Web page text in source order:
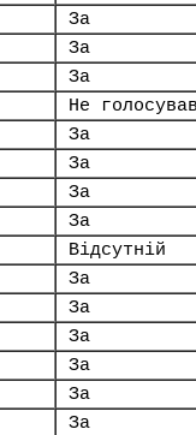
За
За
За
Не голосував
За
За
За
За
Відсутній
За
За
За
За
За
За